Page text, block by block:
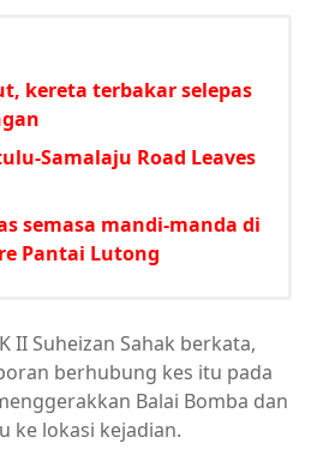
kereta terbakar selepas
Samalaju Road Leaves
semasa mandi-manda di
Pantai Lutong
II Suheizan Sahak berkata,
berhubung kes itu pada
Balai Bomba dan
ke lokasi kejadian.